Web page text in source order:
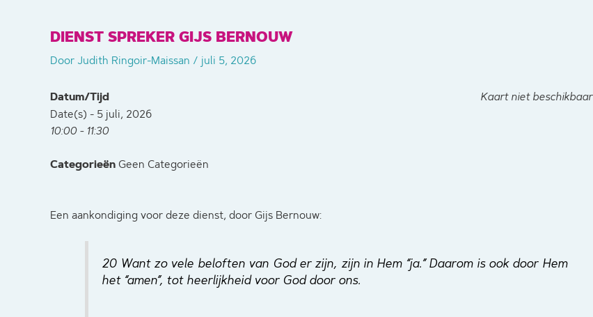
DIENST SPREKER GIJS BERNOUW
Door Judith Ringoir-Maissan / juli 5, 2026
Kaart niet beschikbaar
Datum/Tijd
Date(s) - 5 juli, 2026
10:00 - 11:30
Categorieën Geen Categorieën
Een aankondiging voor deze dienst, door Gijs Bernouw:
20 Want zo vele beloften van God er zijn, zijn in Hem “ja.” Daarom is ook door Hem
het “amen”, tot heerlijkheid voor God door ons.